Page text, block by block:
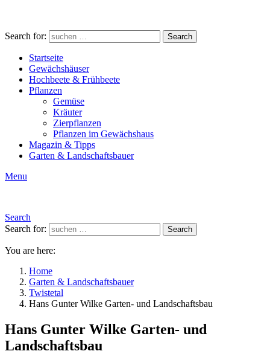
Search for: Search
Startseite
Gewächshäuser
Hochbeete & Frühbeete
Pflanzen
Gemüse
Kräuter
Zierpflanzen
Pflanzen im Gewächshaus
Magazin & Tipps
Garten & Landschaftsbauer
Menu
Search
Search for:
Search
You are here:
Home
Garten & Landschaftsbauer
Twistetal
Hans Gunter Wilke Garten- und Landschaftsbau
Hans Gunter Wilke Garten- und
Landschaftsbau